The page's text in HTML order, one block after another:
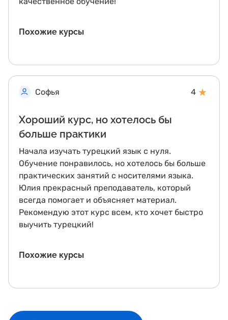
Похожие курсы
Софья 4 ★
Хороший курс, но хотелось бы
больше практики
Начала изучать турецкий язык с нуля.
Обучение понравилось, но хотелось бы больше
практических занятий с носителями языка.
Юлия прекрасный преподаватель, который
всегда помогает и объясняет материал.
Рекомендую этот курс всем, кто хочет быстро
выучить турецкий!
Похожие курсы